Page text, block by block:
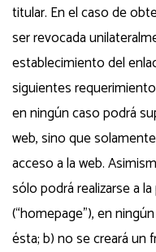
titular. En el caso de
ser revocada
establecimiento del
siguientes
en ningún caso podrá
web, sino que
acceso a la web.
sólo podrá realizarse a
(“homepage”), en
ésta; b) no se creará un